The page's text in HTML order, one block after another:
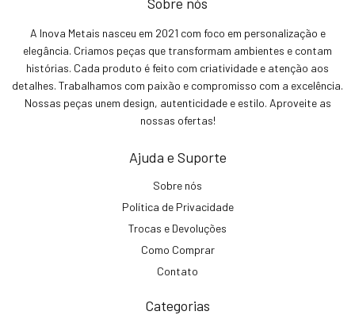
Sobre nós
A Inova Metais nasceu em 2021 com foco em personalização e
elegância. Criamos peças que transformam ambientes e contam
histórias. Cada produto é feito com criatividade e atenção aos
detalhes. Trabalhamos com paixão e compromisso com a excelência.
Nossas peças unem design, autenticidade e estilo. Aproveite as
nossas ofertas!
Ajuda e Suporte
Sobre nós
Política de Privacidade
Trocas e Devoluções
Como Comprar
Contato
Categorias